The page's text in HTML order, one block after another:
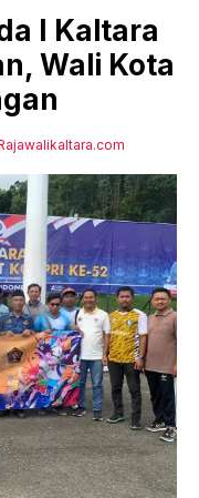
I Kaltara
Wali Kota